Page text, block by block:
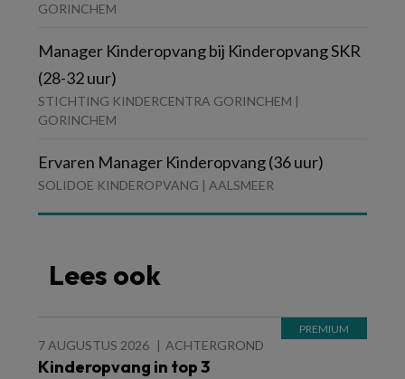
GORINCHEM
Manager Kinderopvang bij Kinderopvang SKR
(28-32 uur)
STICHTING KINDERCENTRA GORINCHEM |
GORINCHEM
Ervaren Manager Kinderopvang (36 uur)
SOLIDOE KINDEROPVANG | AALSMEER
Lees ook
7 AUGUSTUS 2026 ACHTERGROND
Kinderopvang in top 3